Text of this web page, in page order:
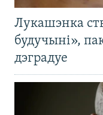
Лукашэнка
будучыні»,
дэградуе